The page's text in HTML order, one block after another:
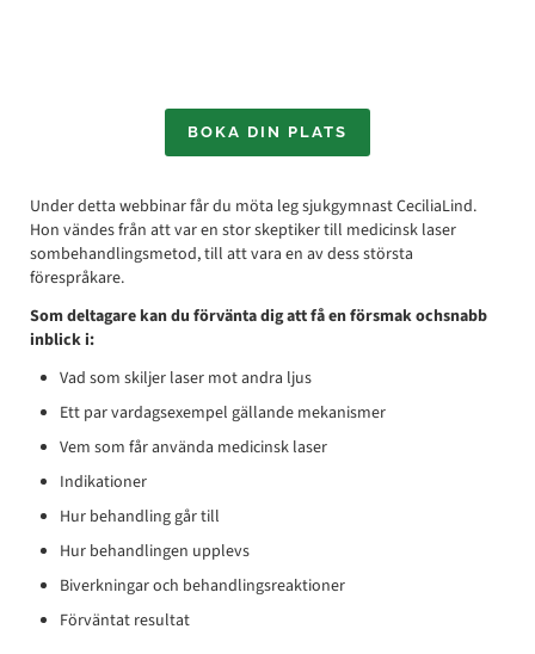
BOKA DIN PLATS
Under detta webbinar får du möta leg sjukgymnast CeciliaLind.
Hon vändes från att var en stor skeptiker till medicinsk laser
sombehandlingsmetod, till att vara en av dess största
förespråkare.
Som deltagare kan du förvänta dig att få en försmak ochsnabb
inblick i:
Vad som skiljer laser mot andra ljus
Ett par vardagsexempel gällande mekanismer
Vem som får använda medicinsk laser
Indikationer
Hur behandling går till
Hur behandlingen upplevs
Biverkningar och behandlingsreaktioner
Förväntat resultat